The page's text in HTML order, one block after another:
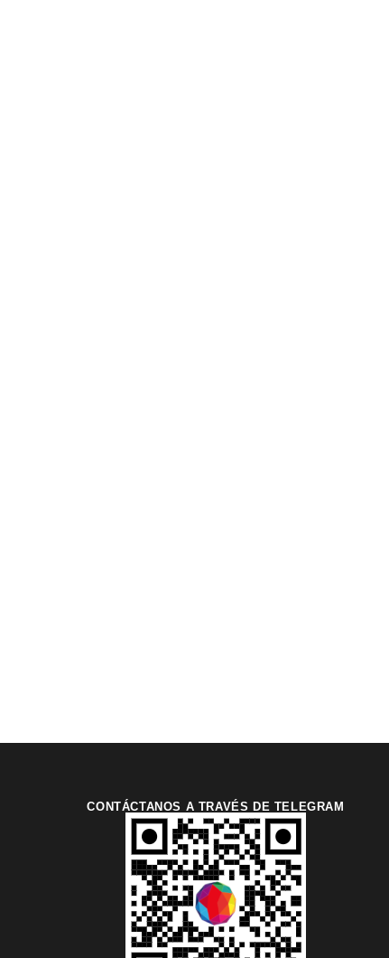
CONTÁCTANOS A TRAVÉS DE TELEGRAM